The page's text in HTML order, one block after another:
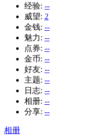
经验: --
威望: 2
金钱: --
魅力: --
点券: --
金币: --
好友: --
主题: --
日志: --
相册: --
分享: --
相册